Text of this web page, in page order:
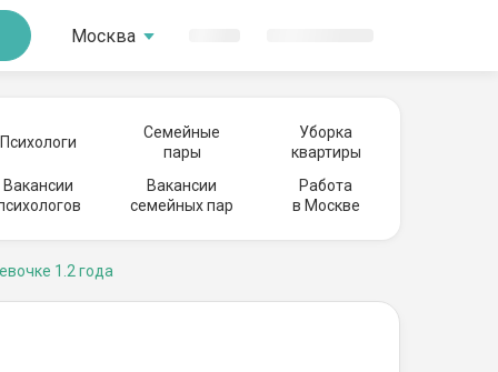
Москва
Психологи
Семейные
пары
Уборка
квартиры
Вакансии
Вакансии
семейных пар
Работа
в Москве
1.2 года